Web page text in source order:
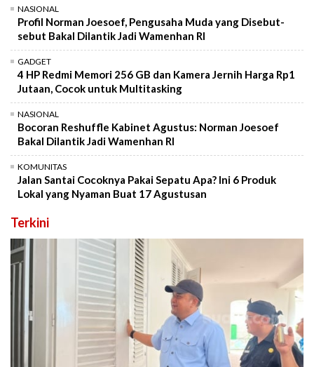
NASIONAL
Profil Norman Joesoef, Pengusaha Muda yang Disebut-
sebut Bakal Dilantik Jadi Wamenhan RI
GADGET
4 HP Redmi Memori 256 GB dan Kamera Jernih Harga Rp1
Jutaan, Cocok untuk Multitasking
NASIONAL
Bocoran Reshuffle Kabinet Agustus: Norman Joesoef
Bakal Dilantik Jadi Wamenhan RI
KOMUNITAS
Jalan Santai Cocoknya Pakai Sepatu Apa? Ini 6 Produk
Lokal yang Nyaman Buat 17 Agustusan
Terkini